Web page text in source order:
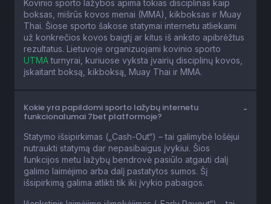
Kovinio sporto lažybos apima tokias disciplinas kaip
boksas, mišrūs kovos menai (MMA), kikboksas ir Muay
Thai. Šiose sporto šakose statymai internetu atliekami
už konkrečios kovos baigtį ar kitus iš anksto apibrėžtus
rezultatus. Lietuvoje organizuojami kovinio sporto
UTMAturnyrai, kuriuose vyksta įvairių disciplinų kovos,
įskaitant boksą, kikboksą, Muay Thai ir MMA.
Kokie yra papildomi sporto lažybų internetu
funkcionalumai 7bet platformoje?
Statymo išsipirkimas („Cash-Out“) – tai galimybė lošėjui
nutraukti statymą dar nepasibaigus įvykiui. Šios
funkcijos metu lažybų bendrovė pasiūlo atgauti dalį
galimo laimėjimo arba dalį pastatytos sumos. Šį
išsipirkimą galima atlikti tik iki įvykio pabaigos.